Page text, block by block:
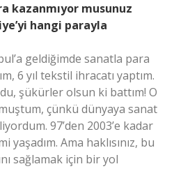
kazanmıyor musunuz
hangi parayla
geldiğimde sanatla para
6 yıl tekstil ihracatı yaptım.
şükürler olsun ki battım! O
çünkü dünyaya sanat
97’den 2003’e kadar
Ama haklısınız, bu
sağlamak için bir yol